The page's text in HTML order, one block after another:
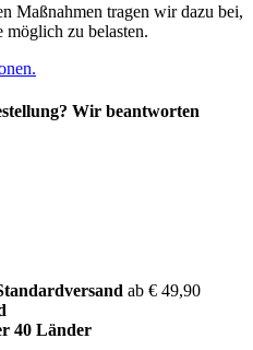
Maßnahmen tragen wir dazu bei,
zu belasten.
Wir beantworten
ab € 49,90
40 Länder